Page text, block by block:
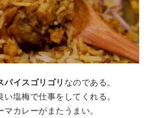
パイスゴリゴリ なのである。
塩梅で仕事をしてくれる。
カレーがまたうまい。